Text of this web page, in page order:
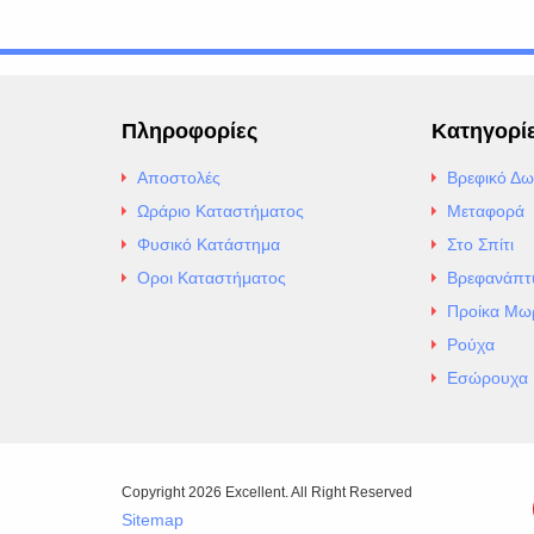
Πληροφορίες
Αποστολές
Ωράριο Καταστήματος
Φυσικό Κατάστημα
Οροι Καταστήματος
Βρεφικό
Μεταφορά
Στο Σπίτι
Προίκα
Ρούχα
Εσώρουχα
Copyright 2026 Excellent. All Right Reserved
Sitemap